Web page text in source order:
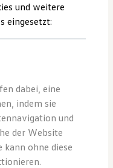
Elektroautos. Wir
Ihres Autos erhalten
und weitere
eingesetzt:
dabei, eine
indem sie
und
der Website
kann ohne diese